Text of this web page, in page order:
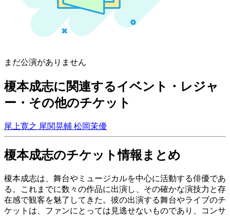
まだ公演がありません
榎本成志に関連するイベント・レジャ
ー・その他のチケット
尾上寛之 尾関晃輔 松岡茉優
榎本成志のチケット情報まとめ
榎本成志は、舞台やミュージカルを中心に活動する俳優であ
る。これまでに数々の作品に出演し、その確かな演技力と存
在感で観客を魅了してきた。彼の出演する舞台やライブのチ
ケットは、ファンにとっては見逃せないものであり、コンサ